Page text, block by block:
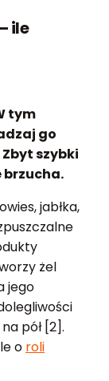
ile
tym
go
szybki
brzucha.
jabłka,
żel
jego
pół [2].
o roli